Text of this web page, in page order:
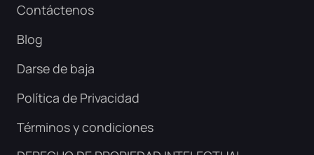
Contáctenos
Blog
Darse de baja
Política de Privacidad
Términos y condiciones